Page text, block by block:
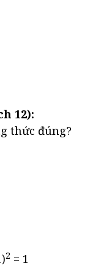
12):
thức đúng?
2 = 1